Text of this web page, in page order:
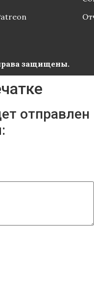
защищены.
отправлен